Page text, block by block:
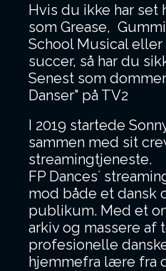
Hvis du ikke har set
som Grease,
School Musical
succer, så har du
Senest som
Danser" på TV2
I 2019 startede
sammen med sit
streamingtjeneste.
FP Dances´
mod både et dansk
publikum. Med et
arkiv og massere af
profesionelle
hjemmefra lære fra